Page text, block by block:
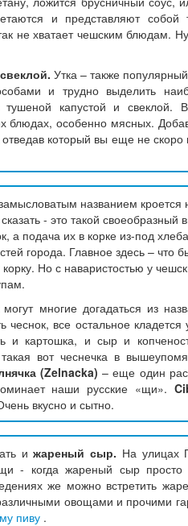
и представляют
не хватает чешским блюдам.
Утка – также
и трудно выделить
капустой и свеклой.
блюдах, особенно мясных.
который вы еще не скоро
названием кроется
- это такой своеобразный
а подача их в корке из-под
города. Главное здесь –
Но с наваристостью у
многие догадаться из
чеснок, все остальное
и картошка, и сыр и
вот чеснечка в
(Zelnacka) – еще один
наши русские «щи».
вкусно и сытно.
ижареный сыр. На улицах
- когда жареный сыр
же можно встретить
овощами и прочими
пиву .